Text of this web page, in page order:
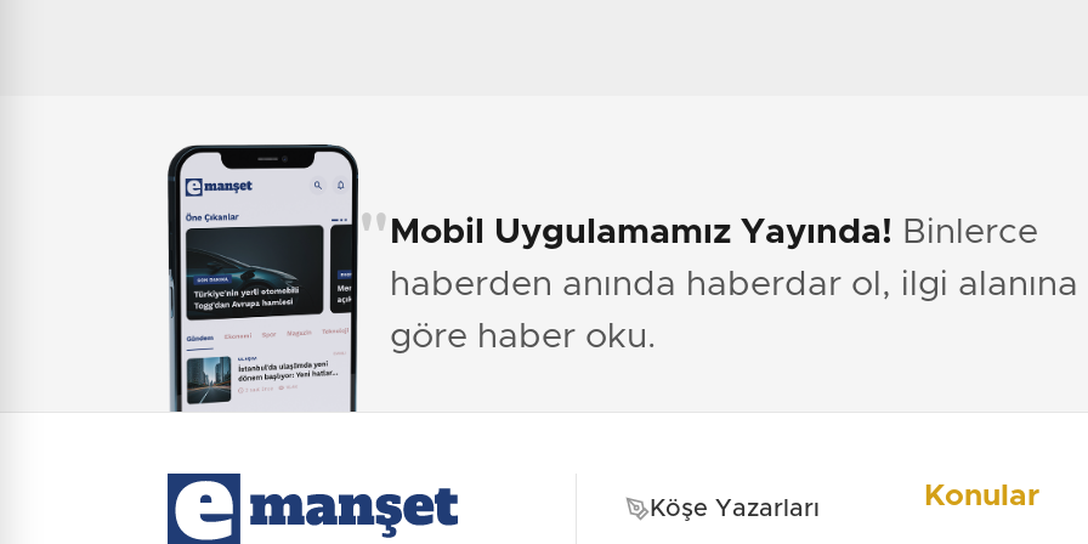
" Mobil Uygulamamız Yayında! Binlerce
haberden anında haberdar ol, ilgi alanına
göre haber oku.
Köşe Yazarları Konular